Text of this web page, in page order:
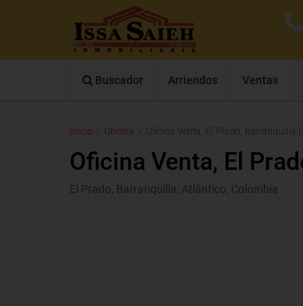
Buscador Arriendos Ventas
Inicio Oficina Oficina Venta, El Prado, Barranquilla
Oficina Venta, El
El Prado, Barranquilla, Atlántico, Colombia